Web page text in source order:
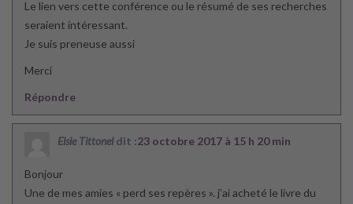
Le lien vers cette conférence ou le résumé de ses recherches
seraient intéressant.
Je suis preneuse aussi
Merci
Répondre
Elsie Tittonel dit :23 octobre 2017 à 15 h 20 min
Bonjour
Une de mes amies « perd ses repères ». j’ai acheté le livre du